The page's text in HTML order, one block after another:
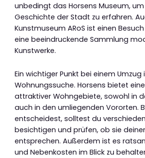
unbedingt das Horsens Museum,
Geschichte der Stadt zu erfahren.
Kunstmuseum ARoS ist einen
eine beeindruckende Sammlung
Kunstwerke.
Ein wichtiger Punkt bei einem Umzug
Wohnungssuche. Horsens bietet
attraktiver Wohngebiete, sowohl in
auch in den umliegenden Vororten.
entscheidest, solltest du
besichtigen und prüfen, ob sie
entsprechen. Außerdem ist es
und Nebenkosten im Blick zu